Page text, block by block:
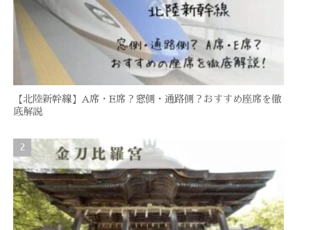
【北陸新幹線】A席・E席？窓側・通路側？おすすめ座席を徹
底解説